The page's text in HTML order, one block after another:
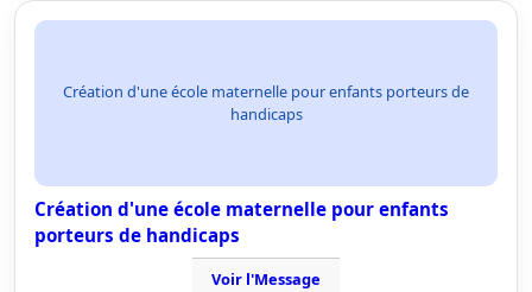
Création d'une école maternelle pour enfants porteurs de
handicaps
Création d'une école maternelle pour enfants
porteurs de handicaps
Voir l'Message